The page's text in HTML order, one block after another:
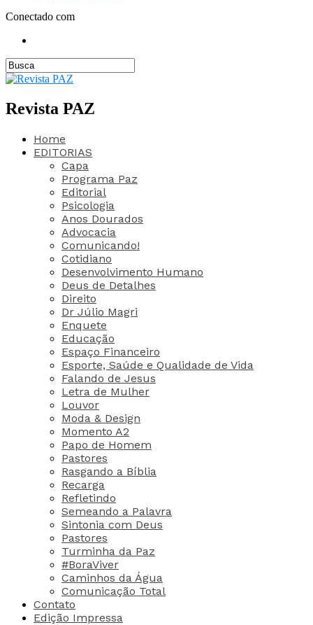
Conectado com
Revista PAZ
Home
EDITORIAS
Capa
Programa Paz
Editorial
Psicologia
Anos Dourados
Advocacia
Comunicando!
Cotidiano
Desenvolvimento Humano
Deus de Detalhes
Direito
Dr Júlio Magri
Enquete
Educação
Espaço Financeiro
Esporte, Saúde e Qualidade de Vida
Falando de Jesus
Letra de Mulher
Louvor
Moda & Design
Momento A2
Papo de Homem
Pastores
Rasgando a Bíblia
Recarga
Refletindo
Semeando a Palavra
Sintonia com Deus
Pastores
Turminha da Paz
#BoraViver
Caminhos da Água
Comunicação Total
Contato
Edição Impressa